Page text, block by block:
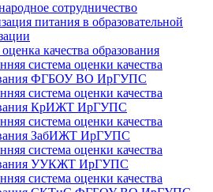
сотрудничество
питания в образовательной
качества образования
система оценки качества
ФГБОУ ВО ИрГУПС
система оценки качества
КрИЖТ ИрГУПС
система оценки качества
ЗабИЖТ ИрГУПС
система оценки качества
УУКЖТ ИрГУПС
система оценки качества